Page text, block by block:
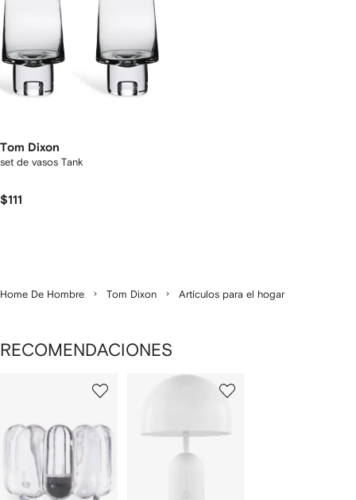
Tom Dixon
set de vasos Tank
$111
Home De Hombre Tom Dixon Artículos para el hogar
RECOMENDACIONES